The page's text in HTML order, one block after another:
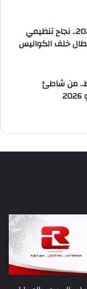
البطولة العربية للشطرنج 2026.. نجاح تنظيمي
خلف الكواليس
من شاطئ